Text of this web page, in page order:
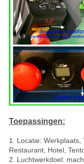
Toepassingen:
1. Locatie: Werkplaats,
Restaurant, Hotel,
2. Luchtwerkdoel: